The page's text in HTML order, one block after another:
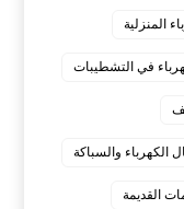
المنزلية
في التشطيبات
الكهرباء والسباكة
القديمة